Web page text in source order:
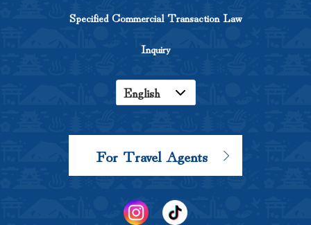
Specified Commercial Transaction Law
Inquiry
English
Chinese
For Travel Agents